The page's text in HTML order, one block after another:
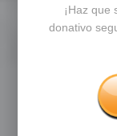
¡Haz que
donativo